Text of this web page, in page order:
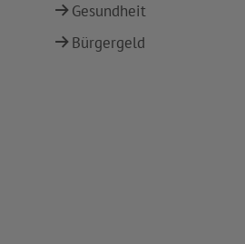
Gesundheit
Bürgergeld